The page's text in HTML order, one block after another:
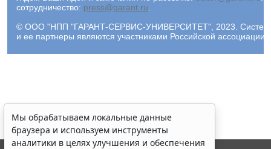
сотрудничество: press@garant.ru.
© ООО "НПП "ГАРАНТ-СЕРВИС-УНИВЕРСИТЕТ", 2023. Система
и ее партнеры являются участниками Российской
Мы обрабатываем локальные данные
браузера и используем инструменты
аналитики в целях улучшения и обеспечения